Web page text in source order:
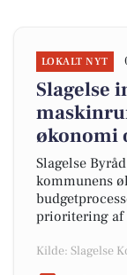
LOKALT NYT
Slagelse
økonomi
Slagelse
kommunens
prioritering af
Kilde: Slagelse